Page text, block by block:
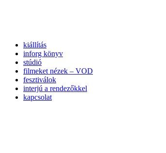
kiállítás
inforg könyv
stúdió
filmeket nézek – VOD
fesztiválok
interjú a rendezőkkel
kapcsolat